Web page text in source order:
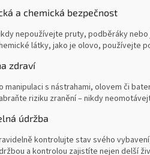
a chemická bezpečnost
nepoužívejte pruty, podběráky
látky, jako je olovo, používejte
zdraví
manipulaci s nástrahami, olovem či
riziku zranění – nikdy
údržba
kontrolujte stav svého
a kontrolou zajistíte nejen delší